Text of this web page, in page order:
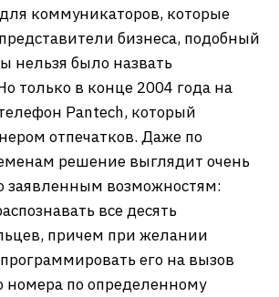
коммуникаторов, которые
бизнеса, подобный
нельзя было назвать
только в конце 2004 года на
Pantech, который
отпечатков. Даже по
решение выглядит очень
заявленным возможностям:
все десять
причем при желании
его на вызов
номера по определенному